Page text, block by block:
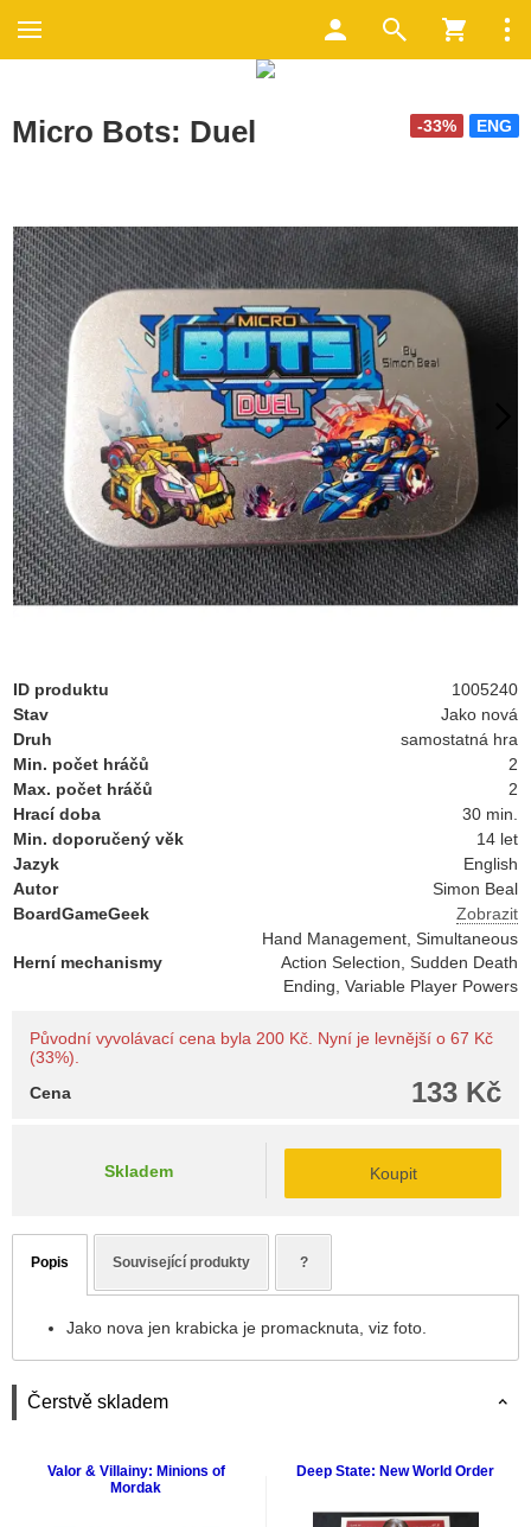
ENG
-33%
Micro Bots: Duel
ID produktu
1005240
Stav
Jako nová
Druh
samostatná hra
Min. počet hráčů
2
Max. počet hráčů
2
Hrací doba
30 min.
Min. doporučený věk
14 let
Jazyk
English
Autor
Simon Beal
BoardGameGeek
Zobrazit
Herní mechanismy
Hand Management, Simultaneous
Action Selection, Sudden Death
Ending, Variable Player Powers
Původní vyvolávací cena byla 200 Kč. Nyní je levnější o 67 Kč
(33%).
133 Kč
Cena
Skladem Koupit
Popis Související produkty ?
Jako nova jen krabicka je promacknuta, viz foto.
Čerstvě skladem
Valor & Villainy: Minions of
Mordak
Deep State: New World Order